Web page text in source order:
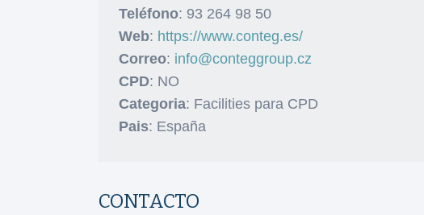
Teléfono: 93 264 98 50
Web: https://www.conteg.es/
Correo: info@conteggroup.cz
CPD: NO
Categoria: Facilities para CPD
Pais: España
CONTACTO